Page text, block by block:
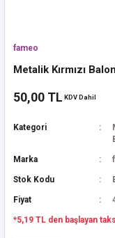
fameo
Metalik Kırmızı
50,00 TL KDV Dahil
Kategori
Marka
Stok Kodu
Fiyat
*5,19 TL den başlayan